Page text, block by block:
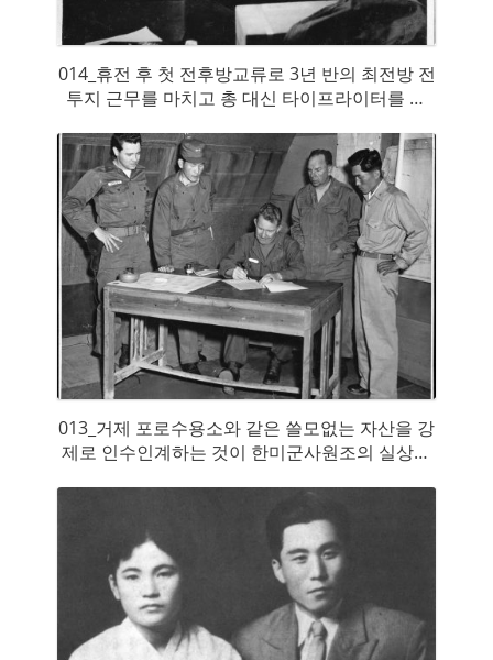
014_휴전 후 첫 전후방교류로 3년 반의 최전방 전
투지 근무를 마치고 총 대신 타이프라이터를 앞
013_거제 포로수용소와 같은 쓸모없는 자산을 강
제로 인수인계하는 것이 한미군사원조의 실상이